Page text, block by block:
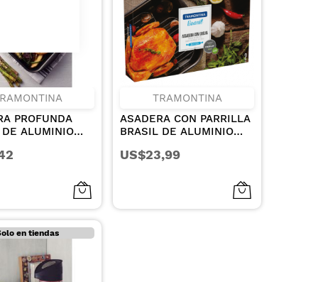
PROFUNDA
ALUMINIO
Y EXTERNO DE
MAX GRAFITO
TRAMONTINA
ASADERA CON PARRILLA
BRASIL DE ALUMINIO
INTERNO Y EXTERNO
STARFLON MAX GRAFITO
US$23,99
en tiendas